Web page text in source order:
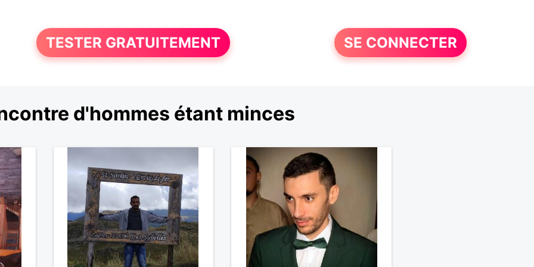
TESTER GRATUITEMENT SE CONNECTER
d'hommes étant minces